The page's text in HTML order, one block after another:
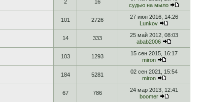
2 16
судью на мыло
101 2726
27 июн 2016, 14:26
Lunkov
14 333
25 май 2012, 08:03
abab2006
103 1293
15 сен 2015, 16:17
miron
184 5281
02 сен 2021, 15:54
miron
67 786
24 мар 2013, 12:41
boomer